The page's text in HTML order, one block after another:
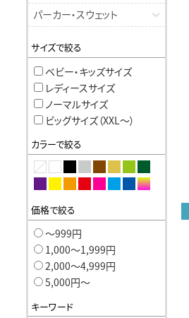
パーカー・スウェット
サイズで絞る
ベビー・キッズサイズ
レディースサイズ
ノーマルサイズ
ビッグサイズ（XXL〜）
カラーで絞る
価格で絞る
〜999円
1,000〜1,999円
2,000〜4,999円
5,000円〜
キーワード